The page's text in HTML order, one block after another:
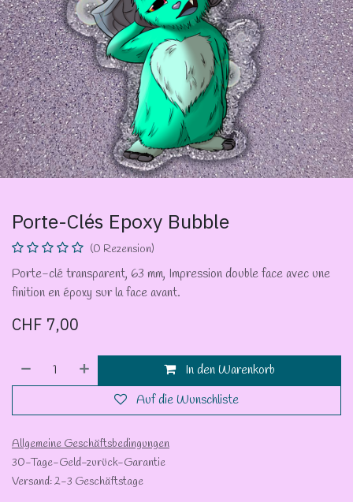
Porte-Clés Epoxy Bubble
(0 Rezension)
Porte-clé transparent, 63 mm, Impression double face avec une
finition en époxy sur la face avant.
CHF 7,00
In den Warenkorb
Auf die Wunschliste
Allgemeine Geschäftsbedingungen
30-Tage-Geld-zurück-Garantie
Versand: 2-3 Geschäftstage